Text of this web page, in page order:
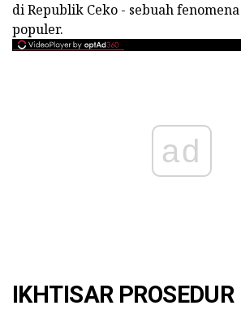
di Republik Ceko - sebuah
populer.
ad
IKHTISAR PROSEDUR